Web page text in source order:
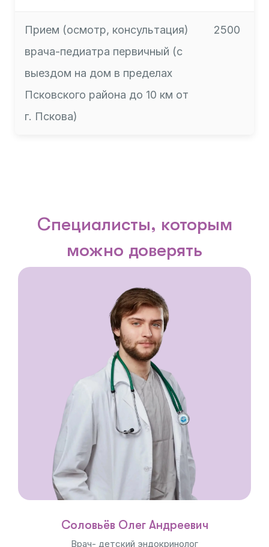
Прием (осмотр, консультация)
врача-педиатра первичный (с
выездом на дом в пределах
Псковского района до 10 км от
г. Пскова)
2500
Специалисты, которым
можно доверять
Соловьёв Олег Андреевич
Врач- детский эндокринолог